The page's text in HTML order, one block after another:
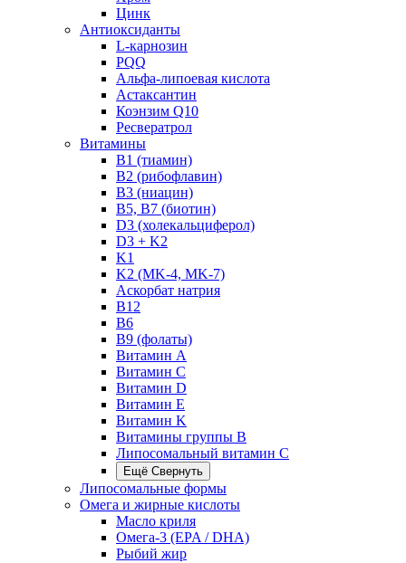
Цинк
Антиоксиданты
L-карнозин
PQQ
Альфа-липоевая кислота
Астаксантин
Коэнзим Q10
Ресвератрол
Витамины
B1 (тиамин)
B2 (рибофлавин)
B3 (ниацин)
B5, B7 (биотин)
D3 (холекальциферол)
D3 + K2
K1
K2 (MK-4, MK-7)
Аскорбат натрия
В12
В6
В9 (фолаты)
Витамин A
Витамин C
Витамин D
Витамин E
Витамин K
Витамины группы B
Липосомальный витамин C
Ещё Свернуть
Липосомальные формы
Омега и жирные кислоты
Масло криля
Омега-3 (EPA / DHA)
Рыбий жир